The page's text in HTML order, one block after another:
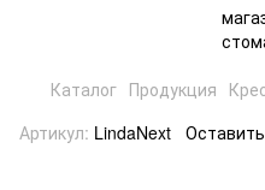
Каталог Продукция
Артикул: LindaNext